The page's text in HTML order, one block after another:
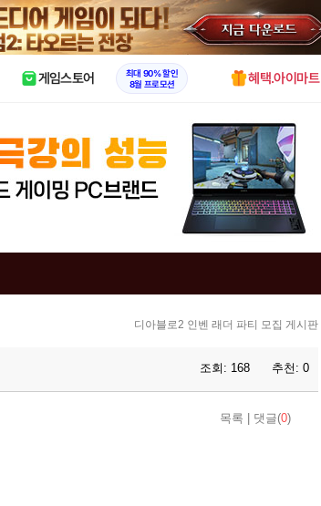
X
게임스토어
최대 90% 할인
8월 프로모션
혜택.아이마트
디아블로2 인벤 래더 파티 모집 게시판
조회: 168 추천: 0
목록 댓글(0)